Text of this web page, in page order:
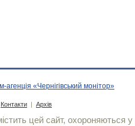
агенція «Чернігівський монітор»
Контакти | Архів
цей сайт, охороняються у